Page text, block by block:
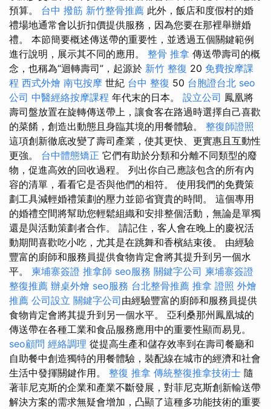
預算。 台中 撥筋 新竹整骨推薦 此外，飯店和度假村的婚
禮場地通常會以折扣價提供服務，因為您要在那裡舉辦婚
禮。 本節簡要概述傳送帶的重要性，並透過五個關鍵範例
進行說明，展示其不同的應用。 整骨 推拿 傳送帶壽司的概
念，也稱為“迴轉壽司”，起源於 新竹 整復 20 免費按摩課
程 西式外燴 南屯按摩 世紀 台中 整復 50 台胞證台北 seo
公司 中醫經絡按摩課程 年代末的日本。 設立公司 鳳凰將
壽司盤放置在旋轉傳送帶上，讓食客在路過時選擇自己喜歡
的菜餚，創造出動態且身臨其境的用餐體驗。 整復師證照
這項創新徹底改變了壽司產業，使其更快、更實惠且互動性
更強。 台中體態矯正 它們有助於分類和分離不同類型的廢
物，促進高效的回收過程。 列出你自己應該包含的所有內
容的清單，看看它是否與他們的相符。 使用我們的免費策
劃工具減輕婚禮策劃的壓力並節省寶貴的時間。 這個專用
的婚禮空間將幫助您輕鬆組織和安排整個活動，無論是單獨
還是與活動策劃者合作。 請記住，客人會在晚上的慶祝活
動期間喜歡吃小吃，尤其是在跳舞和香檳結束後。 由經驗
豐富的廚師和服務員提供食物肯定會將其提升到另一個水
平。 柬埔寨簽證 推拿師 seo服務 關鍵字公司 柬埔寨簽證
整復推薦 辦桌外燴 seo服務 台北整骨推薦 推拿 證照 外燴
推薦 公司設立 關鍵字公司由經驗豐富的廚師和服務員提供
食物肯定會將其提升到另一個水平。 亞利桑那州鳳凰城的
傳送帶在各種工業和食品服務應用中的重要性顯而易見。
seo顧問 經絡調理 從提高生產和儲存效率到在壽司餐廳和
自助餐中創造獨特的用餐體驗，裝配線在城市的經濟和社會
生活中發揮關鍵作用。 整復 推拿 傳統整復推拿技術士 隨
著菲尼克斯的企業和產業不斷發展，對菲尼克斯創新輸送帶
解決方案的需求無疑會增加，凸顯了這種多功能技術的重要